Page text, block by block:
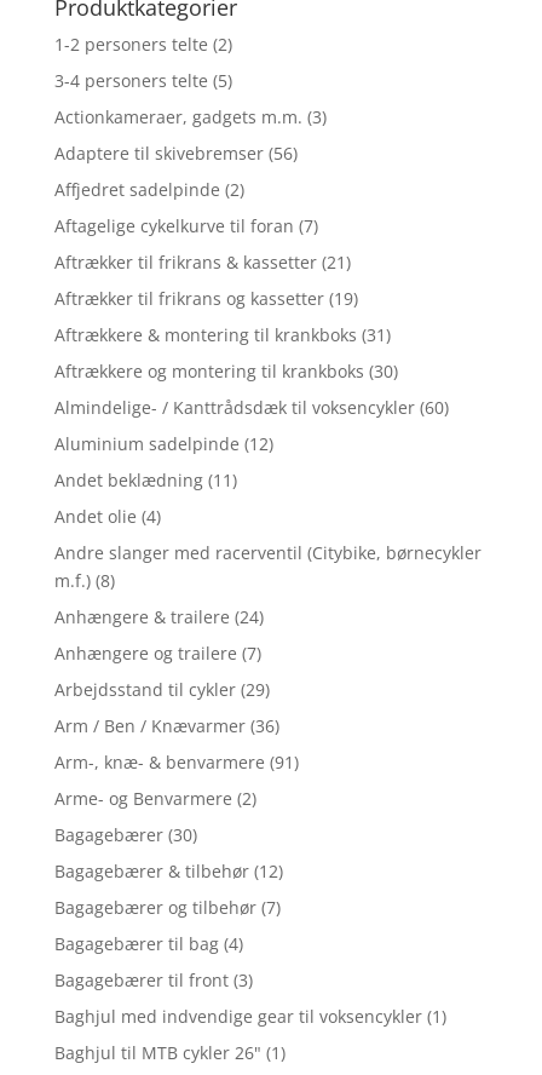
Produktkategorier
1-2 personers telte (2)
3-4 personers telte (5)
Actionkameraer, gadgets m.m. (3)
Adaptere til skivebremser (56)
Affjedret sadelpinde (2)
Aftagelige cykelkurve til foran (7)
Aftrækker til frikrans & kassetter (21)
Aftrækker til frikrans og kassetter (19)
Aftrækkere & montering til krankboks (31)
Aftrækkere og montering til krankboks (30)
Almindelige- / Kanttrådsdæk til voksencykler (60)
Aluminium sadelpinde (12)
Andet beklædning (11)
Andet olie (4)
Andre slanger med racerventil (Citybike, børnecykler
m.f.) (8)
Anhængere & trailere (24)
Anhængere og trailere (7)
Arbejdsstand til cykler (29)
Arm / Ben / Knævarmer (36)
Arm-, knæ- & benvarmere (91)
Arme- og Benvarmere (2)
Bagagebærer (30)
Bagagebærer & tilbehør (12)
Bagagebærer og tilbehør (7)
Bagagebærer til bag (4)
Bagagebærer til front (3)
Baghjul med indvendige gear til voksencykler (1)
Baghjul til MTB cykler 26" (1)